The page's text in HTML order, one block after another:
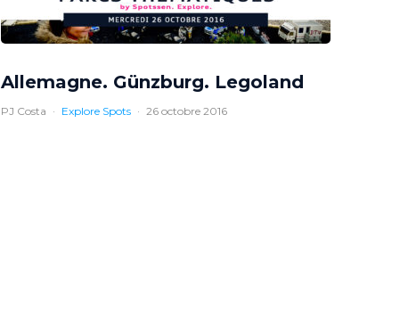
Allemagne. Günzburg. Legoland
PJ Costa · Explore Spots · 26 octobre 2016